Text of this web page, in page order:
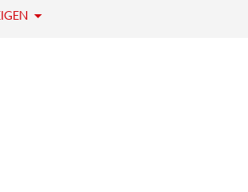
ist Teil des Manufaktura-Komplexes,